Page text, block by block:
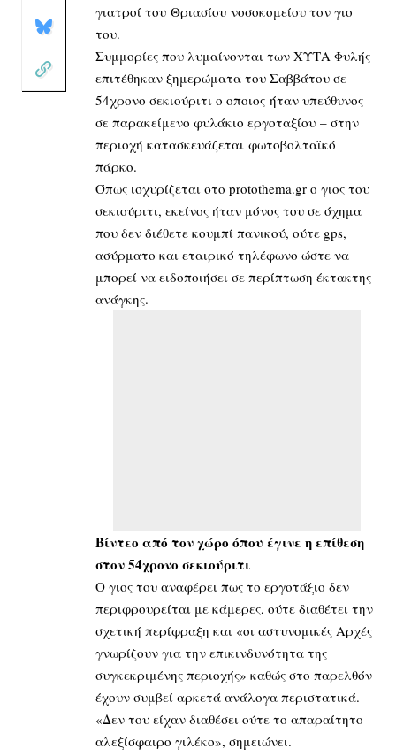
γιατροί του Θριασίου νοσοκομείου τον γιο
του.
Συμμορίες που λυμαίνονται των ΧΥΤΑ Φυλής
επιτέθηκαν ξημερώματα του Σαββάτου σε
54χρονο σεκιούριτι ο οποιος ήταν υπεύθυνος
σε παρακείμενο φυλάκιο εργοταξίου – στην
περιοχή κατασκευάζεται φωτοβολταϊκό
πάρκο.
Όπως ισχυρίζεται στο protothema.gr ο γιος του
σεκιούριτι, εκείνος ήταν μόνος του σε όχημα
που δεν διέθετε κουμπί πανικού, ούτε gps,
ασύρματο και εταιρικό τηλέφωνο ώστε να
μπορεί να ειδοποιήσει σε περίπτωση έκτακτης
ανάγκης.
Βίντεο από τον χώρο όπου έγινε η επίθεση
στον 54χρονο σεκιούριτι
Ο γιος του αναφέρει πως το εργοτάξιο δεν
περιφρουρείται με κάμερες, ούτε διαθέτει την
σχετική περίφραξη και «οι αστυνομικές Αρχές
γνωρίζουν για την επικινδυνότητα της
συγκεκριμένης περιοχής» καθώς στο παρελθόν
έχουν συμβεί αρκετά ανάλογα περιστατικά.
«Δεν του είχαν διαθέσει ούτε το απαραίτητο
αλεξίσφαιρο γιλέκο», σημειώνει.